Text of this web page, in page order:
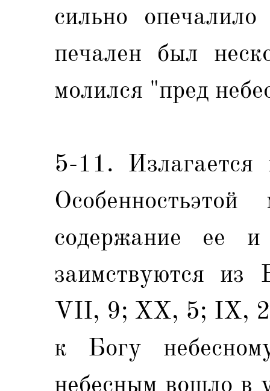
сильно
печален был
молился "пред
5-11. Излагается
содержание ее
заимствуются из
VII, 9; XX, 5; IX,
к Богу
небесным вошло в